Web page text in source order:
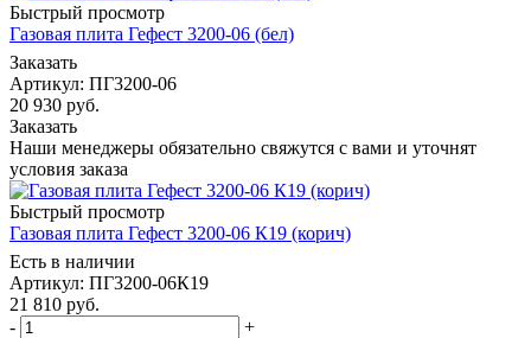
Быстрый просмотр
Газовая плита Гефест 3200-06 (бел)
Заказать
Артикул: ПГ3200-06
20 930 руб.
Заказать
Наши менеджеры обязательно свяжутся с вами и уточнят
условия заказа
Быстрый просмотр
Газовая плита Гефест 3200-06 К19 (корич)
Есть в наличии
Артикул: ПГ3200-06К19
21 810 руб.
-
+